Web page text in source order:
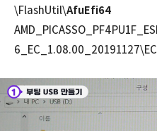
\FlashUtil\AfuEfi64